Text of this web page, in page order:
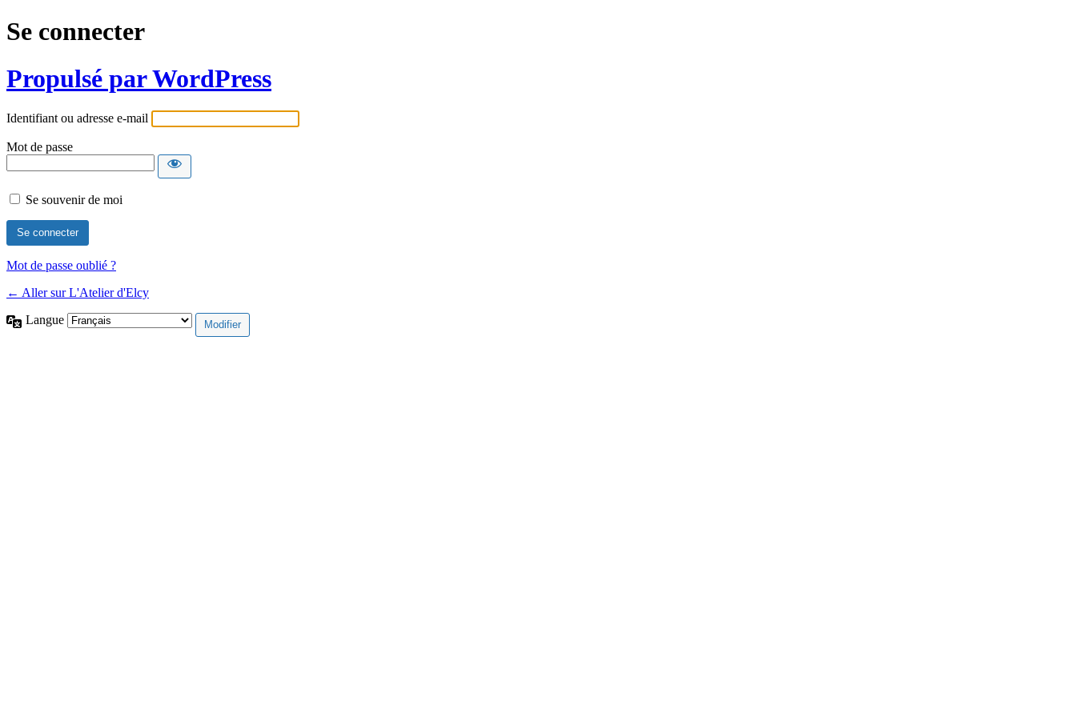
Se connecter
Propulsé par WordPress
Identifiant ou adresse e-mail
Mot de passe
Se souvenir de moi
Mot de passe oublié ?
← Aller sur L'Atelier d'Elcy
Langue